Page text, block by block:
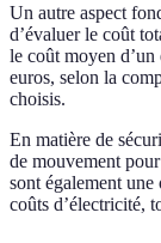
Un autre aspect
d’évaluer le coût
le coût moyen d’un
euros, selon la
choisis.
En matière de
de mouvement
sont également une
coûts d’électricité,